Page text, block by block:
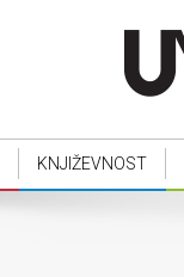
KNJIŽEVNOST